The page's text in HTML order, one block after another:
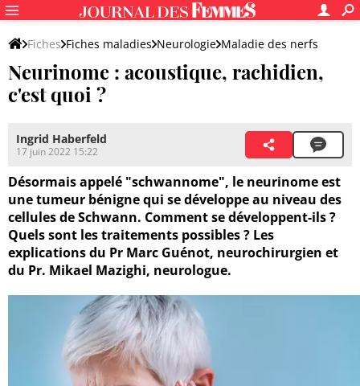
Fiches Fiches maladies Neurologie Maladie des nerfs
Neurinome : acoustique, rachidien,
c'est quoi ?
Ingrid Haberfeld
17 juin 2022 15:22
Désormais appelé "schwannome", le neurinome est
une tumeur bénigne qui se développe au niveau des
cellules de Schwann. Comment se développent-ils ?
Quels sont les traitements possibles ? Les
explications du Pr Marc Guénot, neurochirurgien et
du Pr. Mikael Mazighi, neurologue.